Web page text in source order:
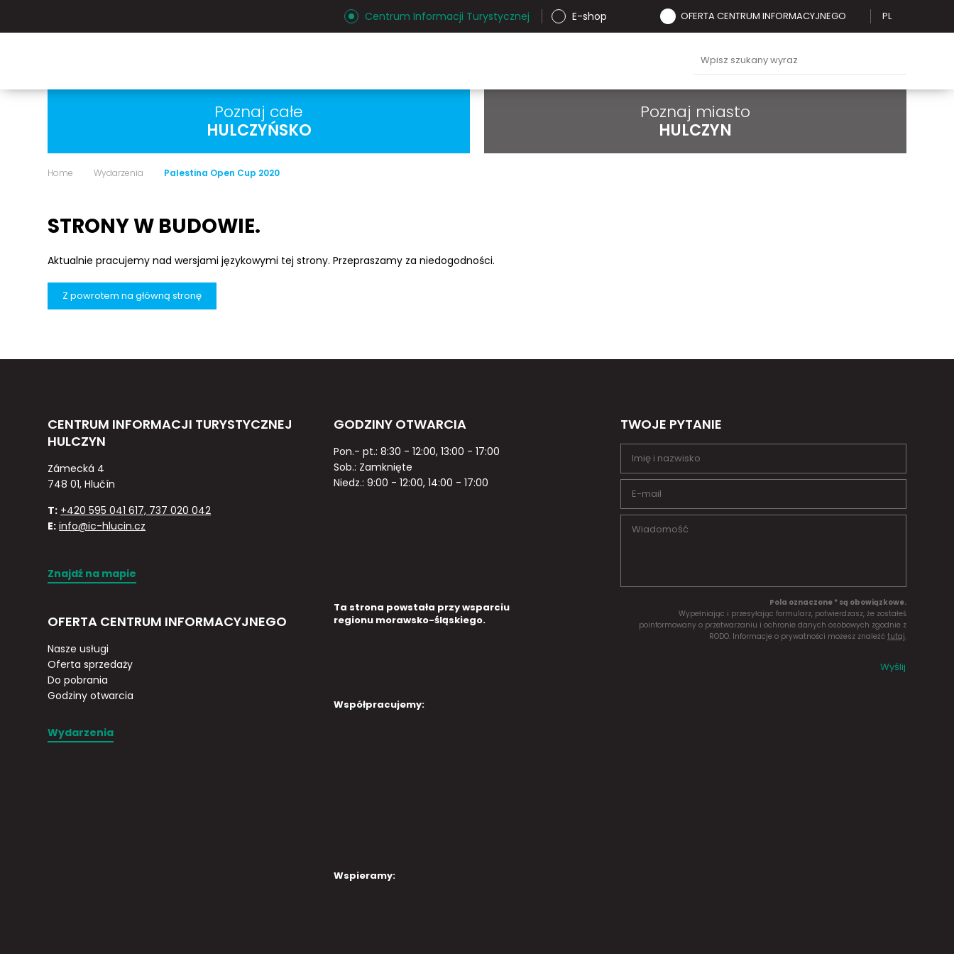
Centrum Informacji Turystycznej E-shop OFERTA CENTRUM INFORMACYJNEGO PL
Poznaj całe
HULCZYŃSKO
Poznaj miasto
HULCZYN
Home Wydarzenia Palestina Open Cup 2020
STRONY W BUDOWIE.
Aktualnie pracujemy nad wersjami językowymi tej strony. Przepraszamy za niedogodności.
Z powrotem na główną stronę
CENTRUM INFORMACJI TURYSTYCZNEJ
HULCZYN
Zámecká 4
748 01, Hlučín
T: +420 595 041 617, 737 020 042
E: info@ic-hlucin.cz
Znajdź na mapie
OFERTA CENTRUM INFORMACYJNEGO
Nasze usługi
Oferta sprzedaży
Do pobrania
Godziny otwarcia
Wydarzenia
GODZINY OTWARCIA
Pon.- pt.: 8:30 - 12:00, 13:00 - 17:00
Sob.: Zamknięte
Niedz.: 9:00 - 12:00, 14:00 - 17:00
Ta strona powstała przy wsparciu
regionu morawsko-śląskiego.
Współpracujemy:
Wspieramy:
TWOJE PYTANIE
Pola oznaczone * są obowiązkowe.
Wypełniając i przesyłając formularz, potwierdzasz, że zostałeś
poinformowany o przetwarzaniu i ochronie danych osobowych zgodnie z
RODO. Informacje o prywatności możesz znaleźć tutaj.
Wyślij